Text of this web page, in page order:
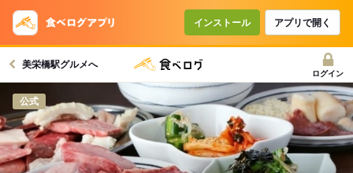
インストール アプリで開く
美栄橋駅グルメへ
ログイン
公式
コースで使えるクーポン
戻る
クーポンを利用せず予約する